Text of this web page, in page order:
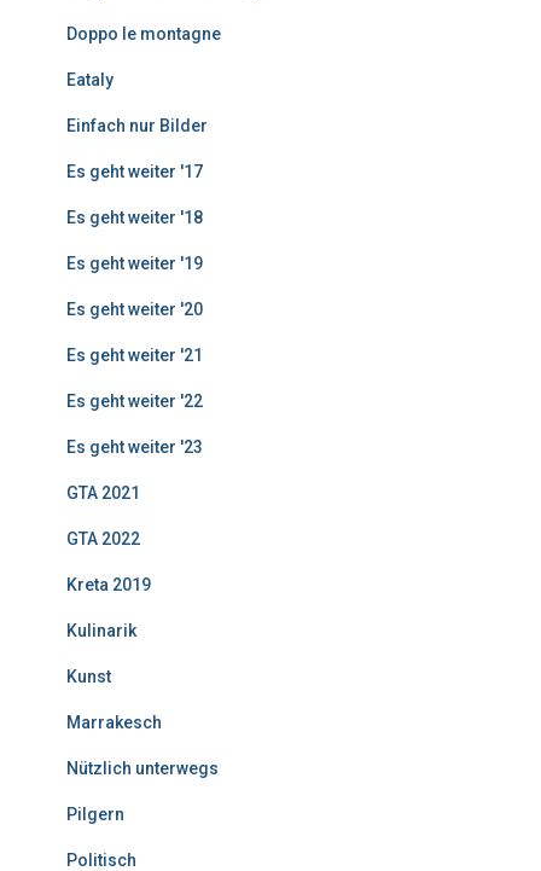
Doppo le montagne
Eataly
Einfach nur Bilder
Es geht weiter '17
Es geht weiter '18
Es geht weiter '19
Es geht weiter '20
Es geht weiter '21
Es geht weiter '22
Es geht weiter '23
GTA 2021
GTA 2022
Kreta 2019
Kulinarik
Kunst
Marrakesch
Nützlich unterwegs
Pilgern
Politisch